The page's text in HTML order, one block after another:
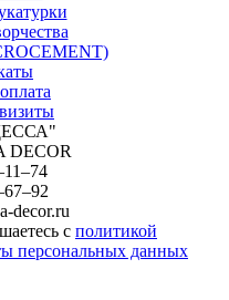
DECOR
decor.ru
с политикой
персональных данных